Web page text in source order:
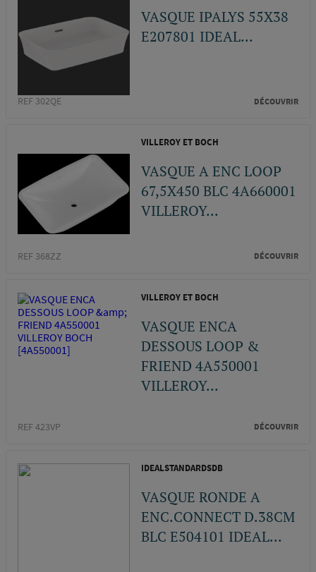
VASQUE IPALYS 55X38
E207801 IDEAL...
REF 302QE DÉCOUVRIR
VILLEROY ET BOCH
VASQUE A ENC LOOP
67,5X450 BLC 4A660001
VILLEROY...
REF 368ZZ DÉCOUVRIR
VILLEROY ET BOCH
VASQUE ENCA
DESSOUS LOOP &
FRIEND 4A550001
VILLEROY...
REF 423VP DÉCOUVRIR
IDEALSTANDARDSDB
VASQUE RONDE A
ENC.CONNECT D.38CM
BLC E504101 IDEAL...